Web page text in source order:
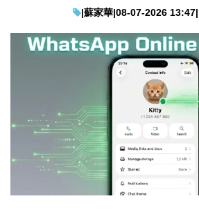
|蘇家華|08-07-2026 13:47|